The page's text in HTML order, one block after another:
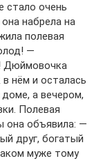
стало очень
набрела на
полевая
—
Дюймовочка
нём и осталась
а вечером,
Полевая
она объявила: —
друг, богатый
муже тому